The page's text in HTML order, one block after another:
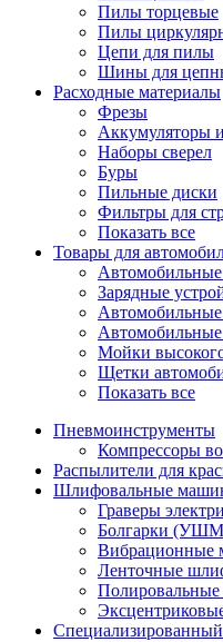
Пилы торцевые
Пилы
Цепи для пилы
Шины для
Расходные материалы
Фрезы
Аккумуляторы
Наборы сверел
Буры
Пильные диски
Фильтры для
Показать все
Товары для
Автомобильные
Зарядные
Мойки
Щетки
Показать все
Пневмоинструменты
Компрессоры
Распылители для
Шлифовальные
Граверы
Болгарки
Вибрационные
Ленточные